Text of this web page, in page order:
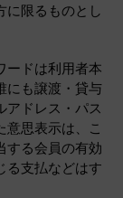
に限るものとし
ードは利用者本
にも譲渡・貸与
アドレス・パス
意思表示は、こ
する会員の有効
る支払などはす